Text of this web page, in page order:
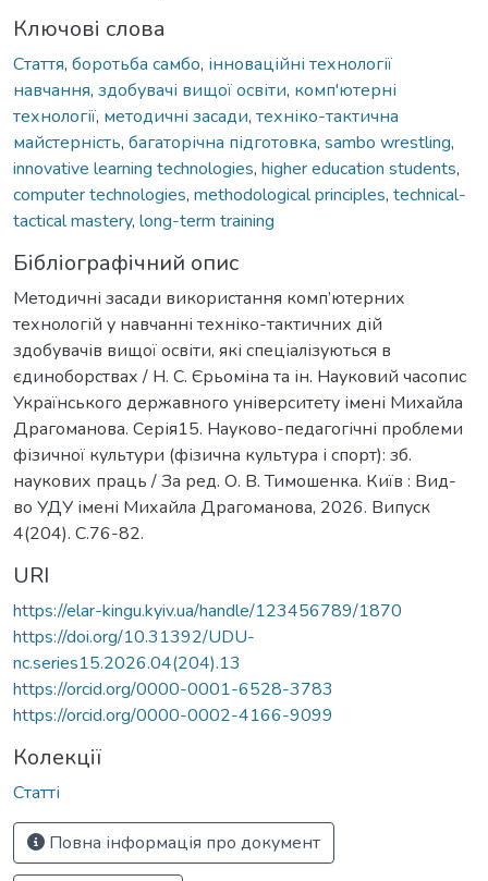
Ключові слова
Стаття, боротьба самбо, інноваційні технології
навчання, здобувачі вищої освіти, комп'ютерні
технології, методичні засади, техніко-тактична
майстерність, багаторічна підготовка, sambo wrestling,
innovative learning technologies, higher education students,
computer technologies, methodological principles, technical-
tactical mastery, long-term training
Бібліографічний опис
Методичні засади використання комп’ютерних
технологій у навчанні техніко-тактичних дій
здобувачів вищої освіти, які спеціалізуються в
єдиноборствах / Н. С. Єрьоміна та ін. Науковий часопис
Українського державного університету імені Михайла
Драгоманова. Серія15. Науково-педагогічні проблеми
фізичної культури (фізична культура і спорт): зб.
наукових праць / За ред. О. В. Тимошенка. Київ : Вид-
во УДУ імені Михайла Драгоманова, 2026. Випуск
4(204). C.76-82.
URI
https://elar-kingu.kyiv.ua/handle/123456789/1870
https://doi.org/10.31392/UDU-
nc.series15.2026.04(204).13
https://orcid.org/0000-0001-6528-3783
https://orcid.org/0000-0002-4166-9099
Колекції
Статті
Повна інформація про документ